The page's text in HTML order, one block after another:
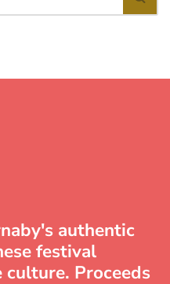
authentic
festival
culture. Proceeds